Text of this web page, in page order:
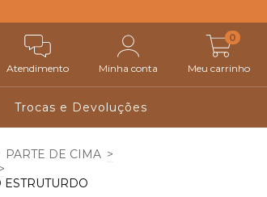
Atendimento Minha conta Meu carrinho
0
Trocas e Devoluções
PARTE DE CIMA >
>
ESTRUTURDO